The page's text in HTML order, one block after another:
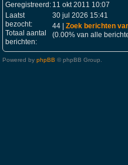
Geregistreerd: 11 okt 2011 10:07
Laatst
bezocht:
30 jul 2026 15:41
Totaal aantal
berichten:
44 | Zoek berichten
(0.00% van alle
Powered by phpBB © phpBB Group.